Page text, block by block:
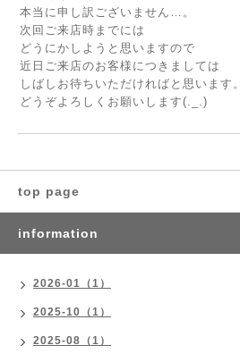
本当に申し訳ございません…。
次回ご来店時までには
どうにかしようと思いますので
近日ご来店のお客様につきましては
しばしお待ちいただければと思います。
どうぞよろしくお願いします(._.)
top page
information
2026-01（1）
2025-10（1）
2025-08（1）